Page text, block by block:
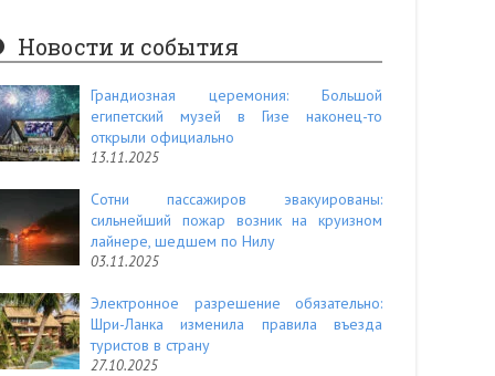
er
es
t
e
d
Новости и события
Грандиозная церемония: Большой
египетский музей в Гизе наконец-то
открыли официально
13.11.2025
Сотни пассажиров эвакуированы:
сильнейший пожар возник на круизном
лайнере, шедшем по Нилу
03.11.2025
Электронное разрешение обязательно:
Шри-Ланка изменила правила въезда
туристов в страну
27.10.2025